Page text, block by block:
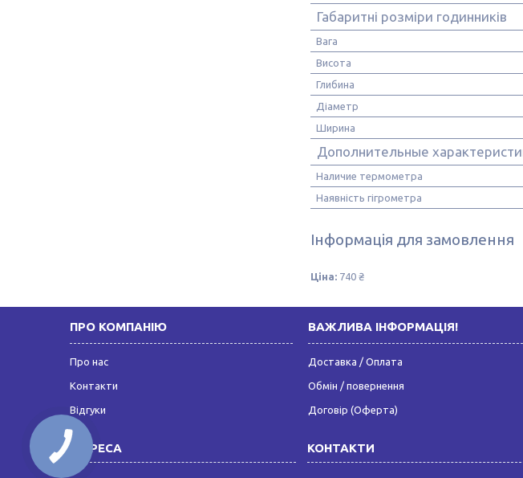
Габаритні розміри годинників
Вага
Висота
Глибина
Діаметр
Ширина
Дополнительные
Наличие термометра
Наявність гігрометра
Інформація для замовлення
Ціна: 740 ₴
ПРО КОМПАНІЮ
Про нас
Контакти
Відгуки
ВАЖЛИВА ІНФОРМАЦІЯ!
Доставка / Оплата
Обмін / повернення
Договір (Оферта)